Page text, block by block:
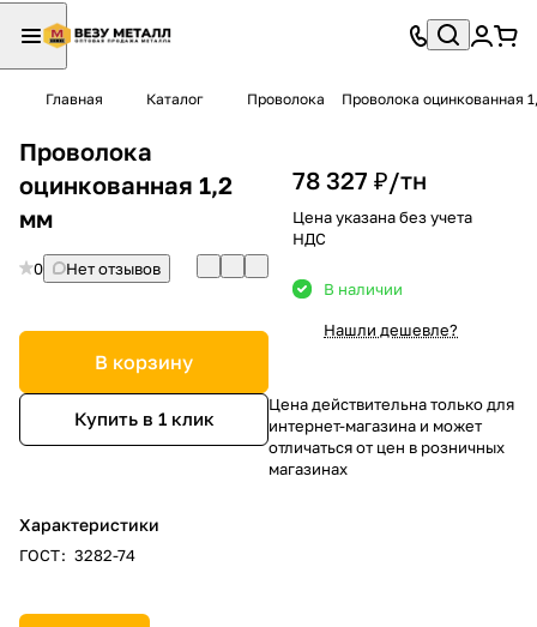
Главная Каталог Проволока Проволока оцинкованная
Проволока
оцинкованная 1,2
мм
0 Нет отзывов
В корзину
Купить в 1 клик
Характеристики
ГОСТ: 3282-74
78 327 ₽/тн
Цена указана без учета
НДС
В наличии
Нашли дешевле?
Цена действительна только для
интернет-магазина и может
отличаться от цен в розничных
магазинах